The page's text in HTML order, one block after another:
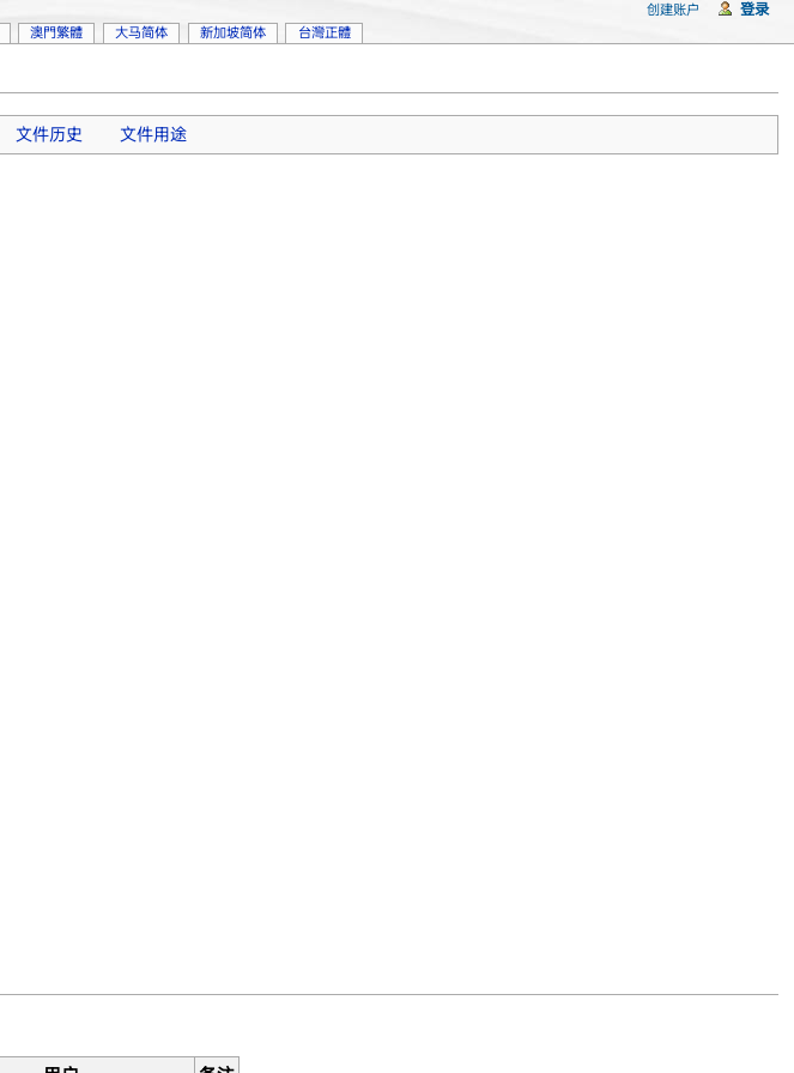
文件历史 文件用途
澳門繁體 大马简体 新加坡简体 台灣正體
创建账户 登录